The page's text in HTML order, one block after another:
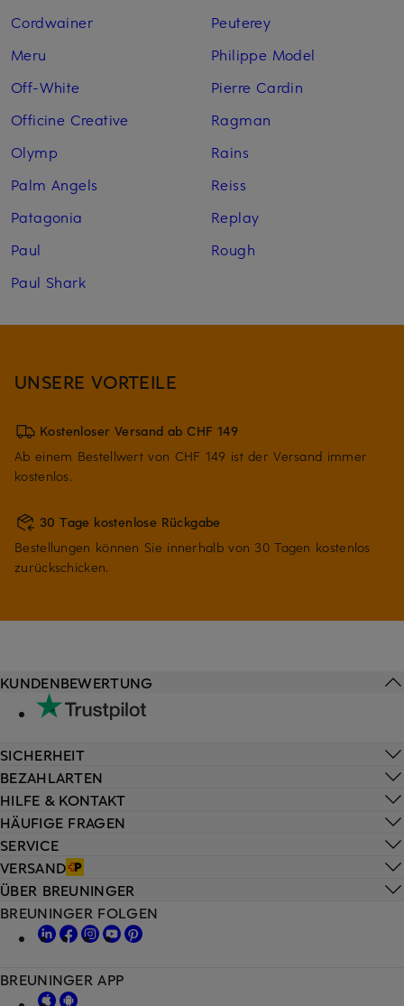
Cordwainer
Meru
Off-White
Officine Creative
Olymp
Palm Angels
Patagonia
Paul
Paul Shark
Peuterey
Philippe Model
Pierre Cardin
Ragman
Rains
Reiss
Replay
Rough
UNSERE VORTEILE
Kostenloser Versand ab CHF 149
Ab einem Bestellwert von CHF 149 ist der Versand immer
kostenlos.
30 Tage kostenlose Rückgabe
Bestellungen können Sie innerhalb von 30 Tagen kostenlos
zurückschicken.
HILFE & KONTAKT
HÄUFIGE FRAGEN
SERVICE
VERSAND
KUNDENBEWERTUNG
SICHERHEIT
BEZAHLARTEN
ÜBER BREUNINGER
BREUNINGER FOLGEN
BREUNINGER APP